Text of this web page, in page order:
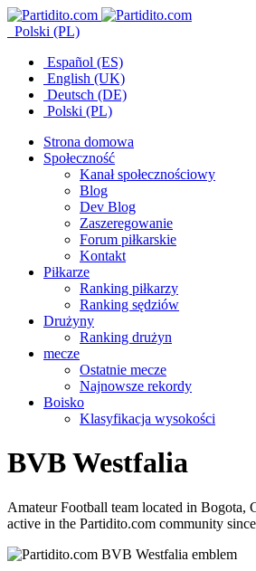
Polski (PL)
Español (ES)
English (UK)
Deutsch (DE)
Polski (PL)
Strona domowa
Społeczność
Kanał społecznościowy
Blog
Dev Blog
Zaszeregowanie
Forum piłkarskie
Kontakt
Piłkarze
Ranking piłkarzy
Ranking sędziów
Drużyny
Ranking drużyn
mecze
Ostatnie mecze
Najnowsze rekordy
Boisko
Klasyfikacja wysokości
BVB Westfalia
Amateur Football team located in Bogota,
active in the Partidito.com community